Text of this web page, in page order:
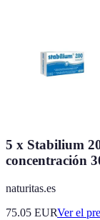
5 x Stabilium
concentración
naturitas.es
75.05 EURVer el